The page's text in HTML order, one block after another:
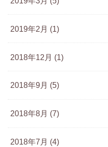
2019年2月 (1)
2018年12月 (1)
2018年9月 (5)
2018年8月 (7)
2018年7月 (4)